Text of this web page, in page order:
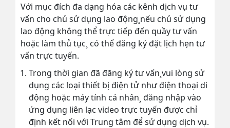
Với mục đích đa dạng hóa các kênh dịch vụ tư
vấn cho chủ sử dụng lao động¸nếu chủ sử dụng
lao động không thể trực tiếp đến quầy tư vấn
hoặc làm thủ tục¸ có thể đăng ký đặt lịch hẹn tư
vấn trực tuyến.
Trong thời gian đã đăng ký tư vấn¸vui lòng sử
dụng các loại thiết bị điện tử như điện thoại di
động hoặc máy tính cá nhân¸ đăng nhập vào
ứng dụng liên lạc video trực tuyến được chỉ
định kết nối với Trung tâm để sử dụng dịch vụ.